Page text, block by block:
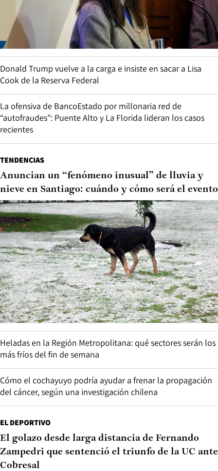
Donald Trump vuelve a la carga e insiste en sacar a Lisa
Cook de la Reserva Federal
La ofensiva de BancoEstado por millonaria red de
“autofraudes”: Puente Alto y La Florida lideran los casos
recientes
TENDENCIAS
Anuncian un “fenómeno inusual” de lluvia y
nieve en Santiago: cuándo y cómo será el evento
Heladas en la Región Metropolitana: qué sectores serán los
más fríos del fin de semana
Cómo el cochayuyo podría ayudar a frenar la propagación
del cáncer, según una investigación chilena
EL DEPORTIVO
El golazo desde larga distancia de Fernando
Zampedri que sentenció el triunfo de la UC ante
Cobresal